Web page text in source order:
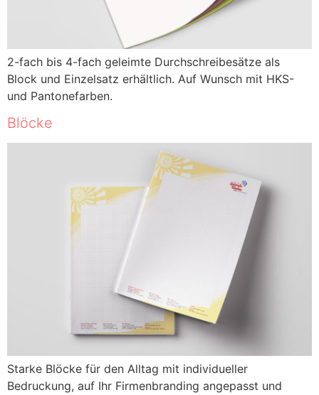
2-fach bis 4-fach geleimte Durchschreibesätze als
Block und Einzelsatz erhältlich. Auf Wunsch mit HKS-
und Pantonefarben.
Blöcke
Starke Blöcke für den Alltag mit individueller
Bedruckung, auf Ihr Firmenbranding angepasst und